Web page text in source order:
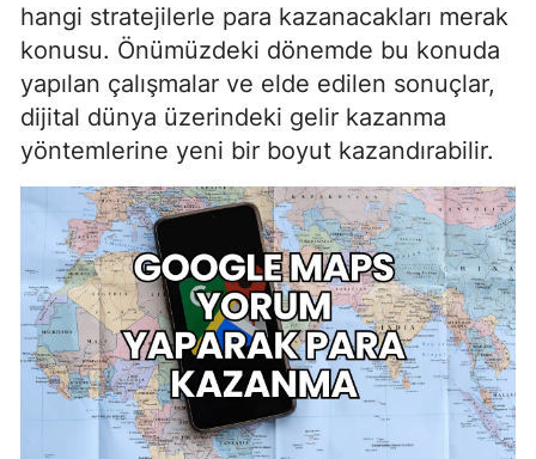
hangi stratejilerle para kazanacakları merak
konusu. Önümüzdeki dönemde bu konuda
yapılan çalışmalar ve elde edilen sonuçlar,
dijital dünya üzerindeki gelir kazanma
yöntemlerine yeni bir boyut kazandırabilir.